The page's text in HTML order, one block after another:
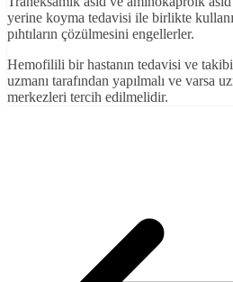
yerine koyma tedavisi ile birlikte
pıhtıların çözülmesini engellerler.
Hemofilili bir hastanın tedavisi ve
uzmanı tarafından yapılmalı ve varsa
merkezleri tercih edilmelidir.